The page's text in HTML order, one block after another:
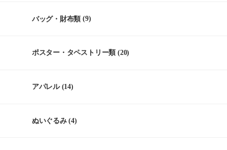
バッグ・財布類 (9)
ポスター・タペストリー類 (20)
アパレル(14)
ぬいぐるみ(4)